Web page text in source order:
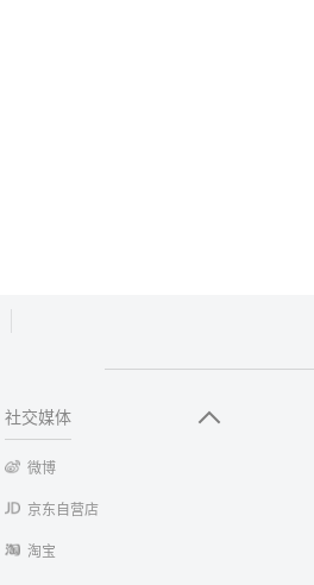
社交媒体
微博
京东自营店
淘宝